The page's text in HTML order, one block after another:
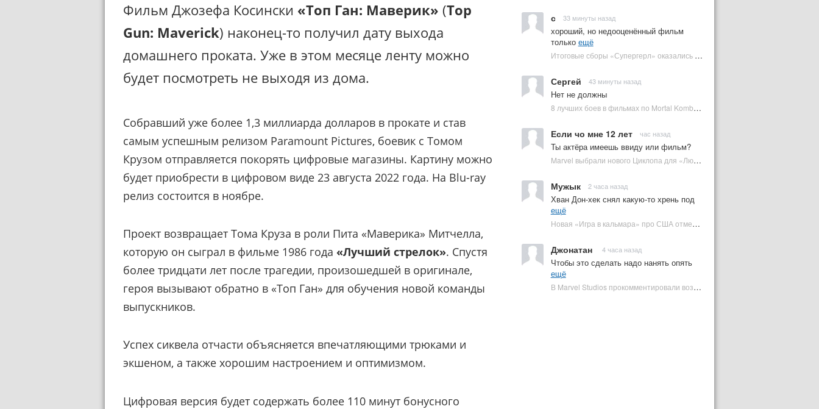
с 33 минуты назад
хороший, но недооценённый фильм
только ещё
Итоговые сборы «Супергерл» оказались худшими для DC за два десятилетия | Plugged In Ru
Сергей 43 минуты назад
Нет не должны
8 лучших боев в фильмах по Mortal Kombat: от «Смертельной битвы» до «Мортал Комбат 2» | Plugged In Ru
Если чо мне 12 лет час назад
Ты актёра имеешь ввиду или фильм?
Marvel выбрали нового Циклопа для «Людей Икс» | Plugged In Ru
Мужык 2 часа назад
Хван Дон-хек снял какую-то хрень под
ещё
Новая «Игра в кальмара» про США отменена | Plugged In Ru
Джонатан 4 часа назад
Чтобы это сделать надо нанять опять
ещё
В Marvel Studios прокомментировали возвращение Канга на экраны | Plugged In Ru
Фильм Джозефа Косински «Топ Ган: Маверик» (Top
Gun: Maverick) наконец-то получил дату выхода
домашнего проката. Уже в этом месяце ленту можно
будет посмотреть не выходя из дома.
Собравший уже более 1,3 миллиарда долларов в прокате и став
самым успешным релизом Paramount Pictures, боевик с Томом
Крузом отправляется покорять цифровые магазины. Картину можно
будет приобрести в цифровом виде 23 августа 2022 года. На Blu-ray
релиз состоится в ноябре.
Проект возвращает Тома Круза в роли Пита «Маверика» Митчелла,
которую он сыграл в фильме 1986 года «Лучший стрелок». Спустя
более тридцати лет после трагедии, произошедшей в оригинале,
героя вызывают обратно в «Топ Ган» для обучения новой команды
выпускников.
Успех сиквела отчасти объясняется впечатляющими трюками и
экшеном, а также хорошим настроением и оптимизмом.
Цифровая версия будет содержать более 110 минут бонусного